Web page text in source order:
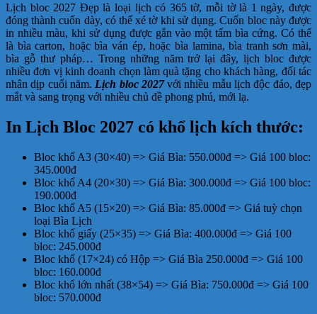
Lịch bloc 2027 Đẹp là loại lịch có 365 tờ, mỗi tờ là 1 ngày, được
đóng thành cuốn dày, có thể xé tờ khi sử dụng. Cuốn bloc này được
in nhiều màu, khi sử dụng được gắn vào một tấm bìa cứng. Có thể
là bìa carton, hoặc bìa ván ép, hoặc bìa lamina, bìa tranh sơn mài,
bìa gỗ thư pháp… Trong những năm trở lại đây, lịch bloc được
nhiều đơn vị kinh doanh chọn làm quà tặng cho khách hàng, đối tác
nhân dịp cuối năm. Lịch bloc 2027với nhiều mẫu lịch độc đáo, đẹp
mắt và sang trọng với nhiều chủ đề phong phú, mới lạ.
In Lịch Bloc 2027 có khổ lịch kích thước:
Bloc khổ A3 (30×40) => Giá Bìa: 550.000đ => Giá 100 bloc:
345.000đ
Bloc khổ A4 (20×30) => Giá Bìa: 300.000đ => Giá 100 bloc:
190.000đ
Bloc khổ A5 (15×20) => Giá Bìa: 85.000đ => Giá tuỳ chọn
loại Bìa Lịch
Bloc khổ giấy (25×35) => Giá Bìa: 400.000đ => Giá 100
bloc: 245.000đ
Bloc khổ (17×24) có Hộp => Giá Bìa 250.000đ => Giá 100
bloc: 160.000đ
Bloc khổ lớn nhất (38×54) => Giá Bìa: 750.000đ => Giá 100
bloc: 570.000đ